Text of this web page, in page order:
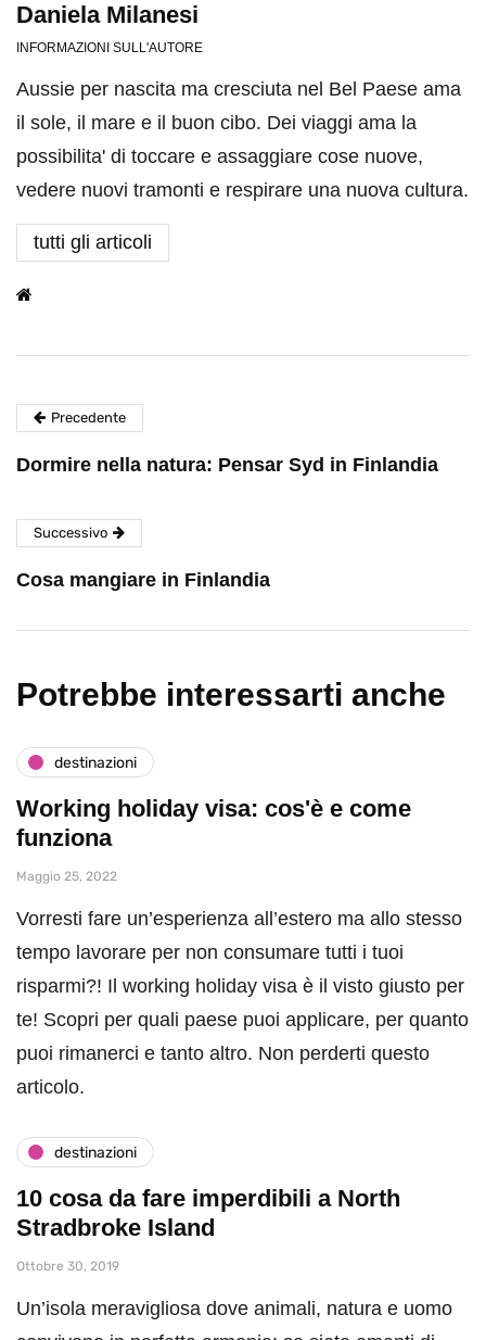
Daniela Milanesi
INFORMAZIONI SULL'AUTORE
Aussie per nascita ma cresciuta nel Bel Paese ama
il sole, il mare e il buon cibo. Dei viaggi ama la
possibilita' di toccare e assaggiare cose nuove,
vedere nuovi tramonti e respirare una nuova cultura.
tutti gli articoli
Precedente
Dormire nella natura: Pensar Syd in Finlandia
Successivo
Cosa mangiare in Finlandia
Potrebbe interessarti anche
destinazioni
Working holiday visa: cos'è e come
funziona
Maggio 25, 2022
Vorresti fare un’esperienza all’estero ma allo stesso
tempo lavorare per non consumare tutti i tuoi
risparmi?! Il working holiday visa è il visto giusto per
te! Scopri per quali paese puoi applicare, per quanto
puoi rimanerci e tanto altro. Non perderti questo
articolo.
destinazioni
10 cosa da fare imperdibili a North
Stradbroke Island
Ottobre 30, 2019
Un’isola meravigliosa dove animali, natura e uomo